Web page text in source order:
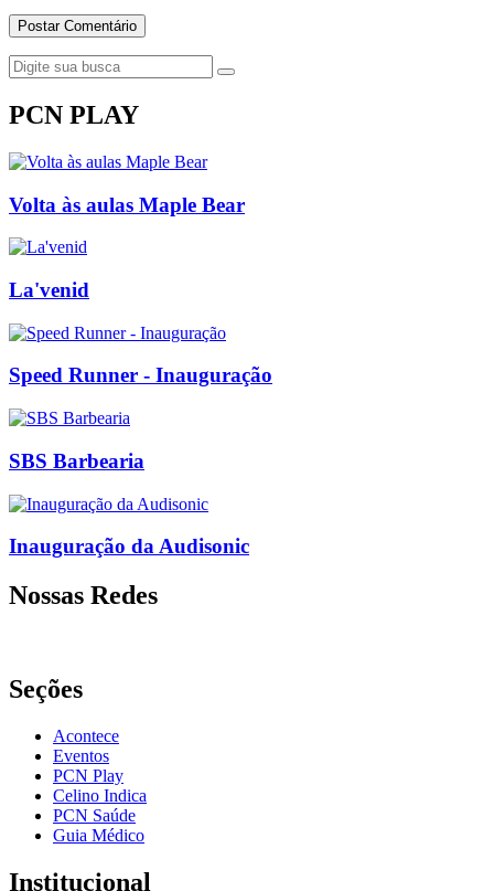
PCN PLAY
Volta às aulas Maple Bear
La'venid
Speed Runner - Inauguração
SBS Barbearia
Inauguração da Audisonic
Nossas Redes
Seções
Acontece
Eventos
PCN Play
Celino Indica
PCN Saúde
Guia Médico
Institucional